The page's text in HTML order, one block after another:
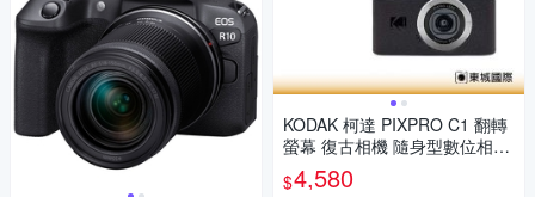
KODAK 柯達 PIXPRO C1 翻轉
螢幕 復古相機 隨身型數位相機
+ 32G記憶卡組
$4,580